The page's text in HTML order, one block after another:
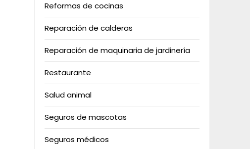
Reformas de cocinas
Reparación de calderas
Reparación de maquinaria de jardinería
Restaurante
Salud animal
Seguros de mascotas
Seguros médicos